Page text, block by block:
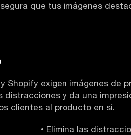
que tus imágenes
Shopify exigen imágenes de
y da una
clientes al producto en sí.
• Elimina las